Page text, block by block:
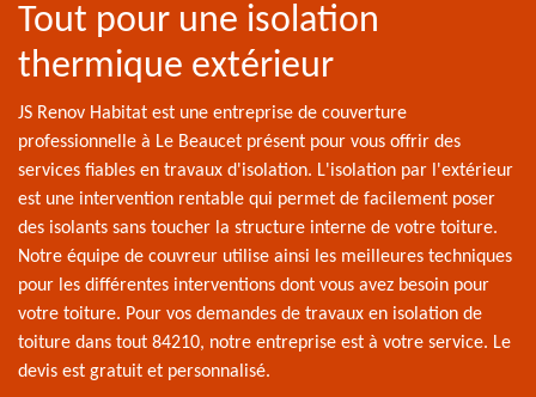
Tout pour une isolation
thermique extérieur
JS Renov Habitat est une entreprise de couverture
professionnelle à Le Beaucet présent pour vous offrir des
services fiables en travaux d'isolation. L'isolation par l'extérieur
est une intervention rentable qui permet de facilement poser
des isolants sans toucher la structure interne de votre toiture.
Notre équipe de couvreur utilise ainsi les meilleures techniques
pour les différentes interventions dont vous avez besoin pour
votre toiture. Pour vos demandes de travaux en isolation de
toiture dans tout 84210, notre entreprise est à votre service. Le
devis est gratuit et personnalisé.